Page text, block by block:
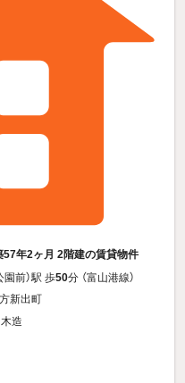
年2ヶ月 2階建の賃貸物件
園前）駅 歩50分 （富山港線）
新出町
造